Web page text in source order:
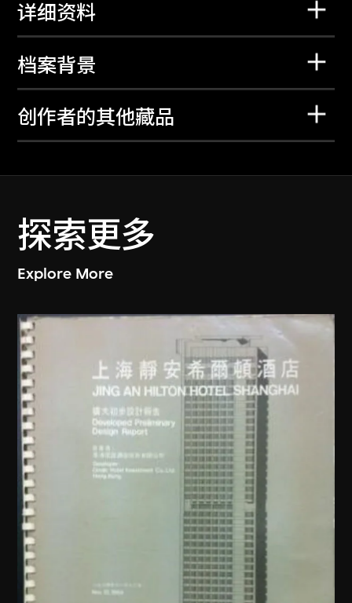
详细资料
档案背景
创作者的其他藏品
探索更多
Explore More